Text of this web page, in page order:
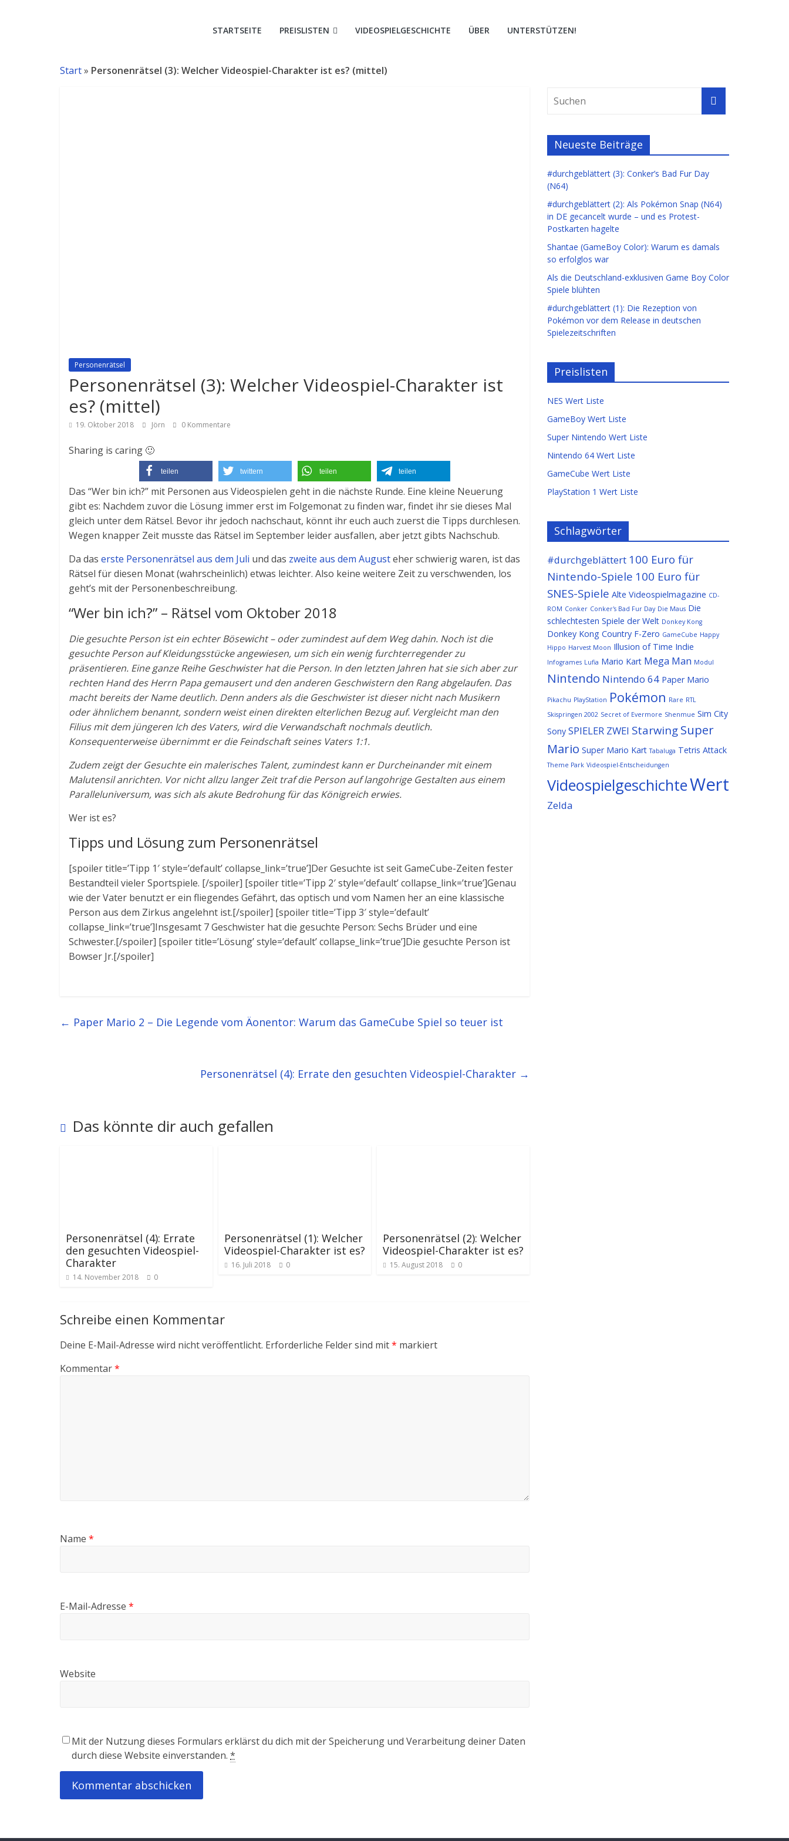
RetroVideoSpiele
mit
STARTSEITE PREISLISTEN VIDEOSPIELGESCHICHTE ÜBER UNTERSTÜTZEN!
Start» Personenrätsel (3): Welcher Videospiel-Charakter ist es? (mittel)
Personenrätsel
Personenrätsel (3): Welcher Videospiel-Charakter ist
es? (mittel)
19. Oktober 2018 Jörn 0 Kommentare
Sharing is caring 🙂
teilen twittern teilen teilen
Das “Wer bin ich?” mit Personen aus Videospielen geht in die nächste Runde. Eine kleine Neuerung
gibt es: Nachdem zuvor die Lösung immer erst im Folgemonat zu finden war, findet ihr sie dieses Mal
gleich unter dem Rätsel. Bevor ihr jedoch nachschaut, könnt ihr euch auch zuerst die Tipps durchlesen.
Wegen knapper Zeit musste das Rätsel im September leider ausfallen, aber jetzt gibts Nachschub.
Da das erste Personenrätsel aus dem Juli und das zweite aus dem Augusteher schwierig waren, ist das
Rätsel für diesen Monat (wahrscheinlich) etwas leichter. Also keine weitere Zeit zu verschwenden, los
geht’s mit der Personenbeschreibung.
“Wer bin ich?” – Rätsel vom Oktober 2018
Die gesuchte Person ist ein echter Bösewicht – oder zumindest auf dem Weg dahin. Noch ist die
gesuchte Person auf Kleidungsstücke angewiesen, um sich ein wenig furchterregender zu
präsentieren. Eine ganze Reihe Geschwister hat die Person. In den letzten Jahren hat sie sich aber zur
rechten Hand des Herrn Papa gemausert und den anderen Geschwistern den Rang abgelaufen. Das
macht bereits der Name deutlich. Denn anders als die Geschwister ist dieser nicht nach Musikern
oder ähnlichem benannt, sondern weist einen direkten elterlichen Bezug auf. Vergleicht man den
Filius mit dem jüngeren Ich des Vaters, wird die Verwandschaft nochmals deutlich.
Konsequenterweise übernimmt er die Feindschaft seines Vaters 1:1.
Zudem zeigt der Gesuchte ein malerisches Talent, zumindest kann er Durcheinander mit einem
Malutensil anrichten. Vor nicht allzu langer Zeit traf die Person auf langohrige Gestalten aus einem
Paralleluniversum, was sich als akute Bedrohung für das Königreich erwies.
Wer ist es?
Tipps und Lösung zum Personenrätsel
[spoiler title=’Tipp 1′ style=’default’ collapse_link=’true’]Der Gesuchte ist seit GameCube-Zeiten fester
Bestandteil vieler Sportspiele. [/spoiler] [spoiler title=’Tipp 2′ style=’default’ collapse_link=’true’]Genau
wie der Vater benutzt er ein fliegendes Gefährt, das optisch und vom Namen her an eine klassische
Person aus dem Zirkus angelehnt ist.[/spoiler] [spoiler title=’Tipp 3′ style=’default’
collapse_link=’true’]Insgesamt 7 Geschwister hat die gesuchte Person: Sechs Brüder und eine
Schwester.[/spoiler] [spoiler title=’Lösung’ style=’default’ collapse_link=’true’]Die gesuchte Person ist
Bowser Jr.[/spoiler]
← Paper Mario 2 – Die Legende vom Äonentor: Warum das GameCube Spiel so teuer ist
Personenrätsel (4): Errate den gesuchten Videospiel-Charakter →
Das könnte dir auch gefallen
Personenrätsel (4): Errate
den gesuchten Videospiel-
Charakter
14. November 2018 0
Personenrätsel (1): Welcher
Videospiel-Charakter ist es?
16. Juli 2018 0
Personenrätsel (2): Welcher
Videospiel-Charakter ist es?
15. August 2018 0
Schreibe einen Kommentar
Deine E-Mail-Adresse wird nicht veröffentlicht. Erforderliche Felder sind mit* markiert
Kommentar*
Name *
E-Mail-Adresse *
Website
Mit der Nutzung dieses Formulars erklärst du dich mit der Speicherung und Verarbeitung deiner Daten
durch diese Website einverstanden. *
Neueste Beiträge
#durchgeblättert (3): Conker’s Bad Fur Day
(N64)
#durchgeblättert (2): Als Pokémon Snap (N64)
in DE gecancelt wurde – und es Protest-
Postkarten hagelte
Shantae (GameBoy Color): Warum es damals
so erfolglos war
Als die Deutschland-exklusiven Game Boy Color
Spiele blühten
#durchgeblättert (1): Die Rezeption von
Pokémon vor dem Release in deutschen
Spielezeitschriften
Preislisten
NES Wert Liste
GameBoy Wert Liste
Super Nintendo Wert Liste
Nintendo 64 Wert Liste
GameCube Wert Liste
PlayStation 1 Wert Liste
Schlagwörter
#durchgeblättert 100 Euro für
Nintendo-Spiele 100 Euro für
SNES-Spiele Alte Videospielmagazine CD-
ROM Conker Conker's Bad Fur Day Die Maus Die
schlechtesten Spiele der Welt Donkey Kong
Donkey Kong Country F-Zero GameCube Happy
Hippo Harvest Moon Illusion of Time Indie
Infogrames Lufia Mario Kart Mega Man Modul
Nintendo Nintendo 64 Paper Mario
Pikachu PlayStation Pokémon Rare RTL
Skispringen 2002 Secret of Evermore Shenmue Sim City
Sony SPIELER ZWEI Starwing Super
Mario Super Mario Kart Tabaluga Tetris Attack
Theme Park Videospiel-Entscheidungen
VideospielgeschichteWert
Zelda